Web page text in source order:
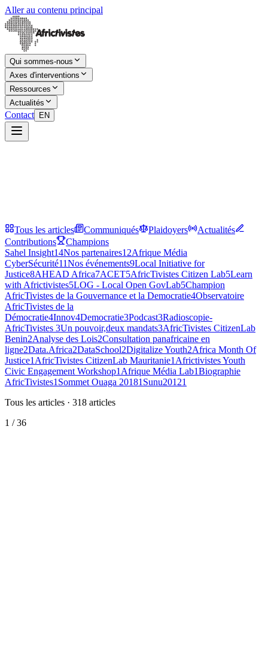
Aller au contenu principal
Qui sommes-nous
Axes d'interventions
Ressources
Actualités
Contact EN
Tous les articles Communiqués Plaidoyers
Actualités
Contributions
Champions
Sahel Insight14Nos partenaires12Afrique Média
CyberSécurité11Nos événements9Local Initiative for
Justice8AHEAD Africa7ACET5AfricTivistes Citizen Lab5Learn
with Africtivistes5LOG - Local Open GovLab5Champion
AfricTivistes de la Gouvernance et la Democratie4Observatoire
AfricTivistes de la
Démocratie4Innov4Democratie3Podcast3Radioscopie-
AfricTivistes 3Un pouvoir,deux mandats3AfricTivistes CitizenLab
Benin2Analyse des Lois2Consultation panafricaine en
ligne2Data.Africa2DataSchool2Digitalize Youth2Africa Month Of
Justice1 AfricTivistes CitizenLab Mauritanie1 Africtivistes Youth
Civic Engagement Workshop1 Afrique Média Lab1Biographie
AfricTivistes1 Sommet Ouaga 20181 Sunu20121
Tous les articles · 318 articles
1 /36